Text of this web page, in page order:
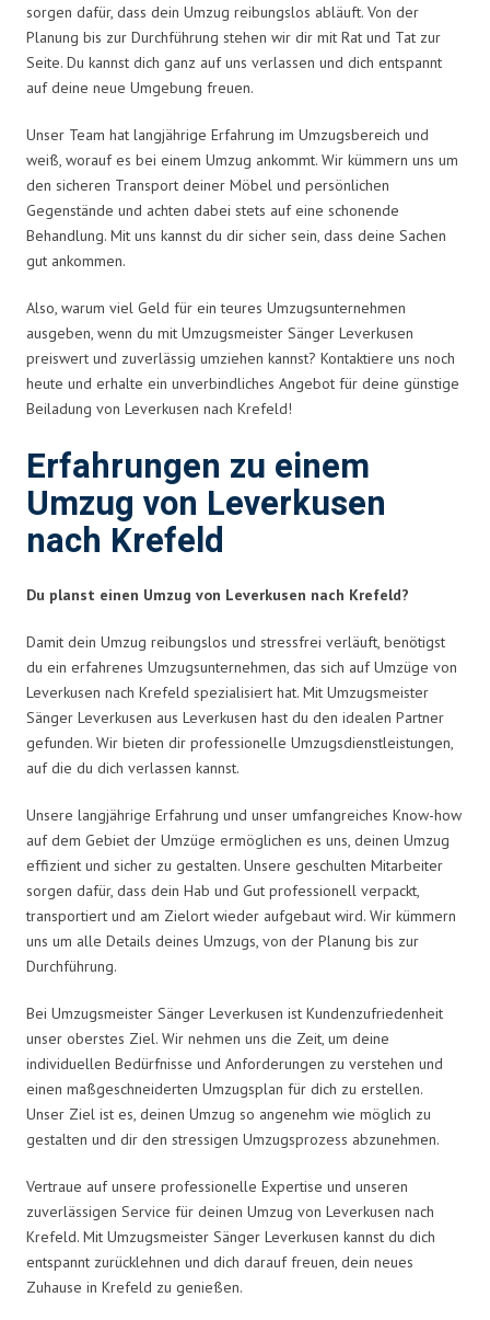
sorgen dafür, dass dein Umzug reibungslos abläuft. Von der
Planung bis zur Durchführung stehen wir dir mit Rat und Tat zur
Seite. Du kannst dich ganz auf uns verlassen und dich entspannt
auf deine neue Umgebung freuen.
Unser Team hat langjährige Erfahrung im Umzugsbereich und
weiß, worauf es bei einem Umzug ankommt. Wir kümmern uns um
den sicheren Transport deiner Möbel und persönlichen
Gegenstände und achten dabei stets auf eine schonende
Behandlung. Mit uns kannst du dir sicher sein, dass deine Sachen
gut ankommen.
Also, warum viel Geld für ein teures Umzugsunternehmen
ausgeben, wenn du mit Umzugsmeister Sänger Leverkusen
preiswert und zuverlässig umziehen kannst? Kontaktiere uns noch
heute und erhalte ein unverbindliches Angebot für deine günstige
Beiladung von Leverkusen nach Krefeld!
Erfahrungen zu einem
Umzug von Leverkusen
nach Krefeld
Du planst einen Umzug von Leverkusen nach Krefeld?
Damit dein Umzug reibungslos und stressfrei verläuft, benötigst
du ein erfahrenes Umzugsunternehmen, das sich auf Umzüge von
Leverkusen nach Krefeld spezialisiert hat. Mit Umzugsmeister
Sänger Leverkusen aus Leverkusen hast du den idealen Partner
gefunden. Wir bieten dir professionelle Umzugsdienstleistungen,
auf die du dich verlassen kannst.
Unsere langjährige Erfahrung und unser umfangreiches Know-how
auf dem Gebiet der Umzüge ermöglichen es uns, deinen Umzug
effizient und sicher zu gestalten. Unsere geschulten Mitarbeiter
sorgen dafür, dass dein Hab und Gut professionell verpackt,
transportiert und am Zielort wieder aufgebaut wird. Wir kümmern
uns um alle Details deines Umzugs, von der Planung bis zur
Durchführung.
Bei Umzugsmeister Sänger Leverkusen ist Kundenzufriedenheit
unser oberstes Ziel. Wir nehmen uns die Zeit, um deine
individuellen Bedürfnisse und Anforderungen zu verstehen und
einen maßgeschneiderten Umzugsplan für dich zu erstellen.
Unser Ziel ist es, deinen Umzug so angenehm wie möglich zu
gestalten und dir den stressigen Umzugsprozess abzunehmen.
Vertraue auf unsere professionelle Expertise und unseren
zuverlässigen Service für deinen Umzug von Leverkusen nach
Krefeld. Mit Umzugsmeister Sänger Leverkusen kannst du dich
entspannt zurücklehnen und dich darauf freuen, dein neues
Zuhause in Krefeld zu genießen.